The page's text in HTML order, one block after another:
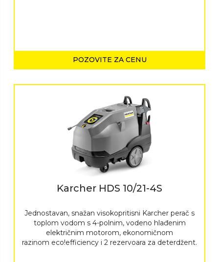
POZOVITE ZA CENU
Karcher HDS 10/21-4S
Jednostavan, snažan visokopritisni Karcher perač s
toplom vodom s 4-polnim, vodeno hlađenim
električnim motorom, ekonomičnom
razinom eco!efficiency i 2 rezervoara za deterdžent.